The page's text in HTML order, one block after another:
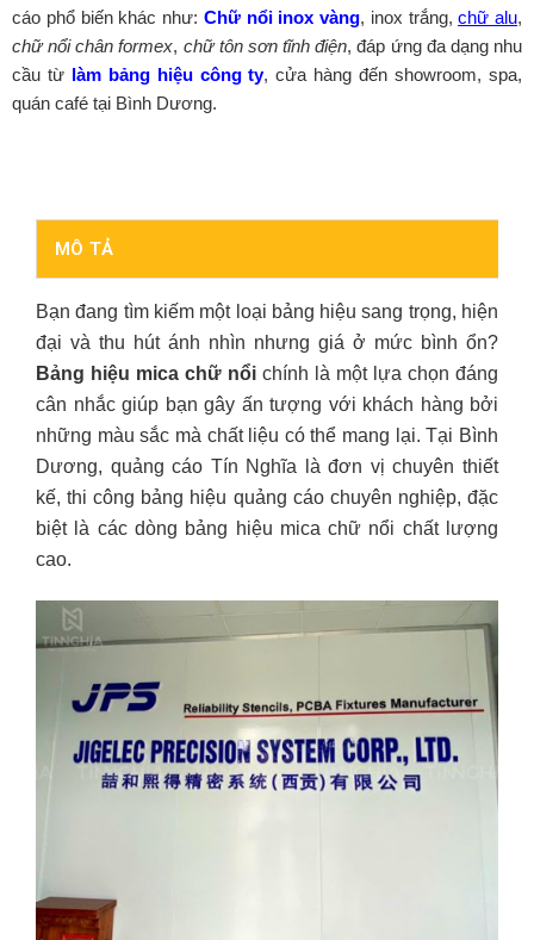
cáo phổ biến khác như: Chữ nổi inox vàng, inox trắng,chữ alu,
chữ nổi chân formex, chữ tôn sơn tĩnh điện, đáp ứng đa dạng nhu
cầu từ làm bảng hiệu công ty, cửa hàng đến showroom, spa,
quán café tại Bình Dương.
MÔ TẢ
Bạn đang tìm kiếm một loại bảng hiệu sang trọng, hiện
đại và thu hút ánh nhìn nhưng giá ở mức bình ổn?
Bảng hiệu mica chữ nổi chính là một lựa chọn đáng
cân nhắc giúp bạn gây ấn tượng với khách hàng bởi
những màu sắc mà chất liệu có thể mang lại. Tại Bình
Dương, quảng cáo Tín Nghĩa là đơn vị chuyên thiết
kế, thi công bảng hiệu quảng cáo chuyên nghiệp, đặc
biệt là các dòng bảng hiệu mica chữ nổi chất lượng
cao.